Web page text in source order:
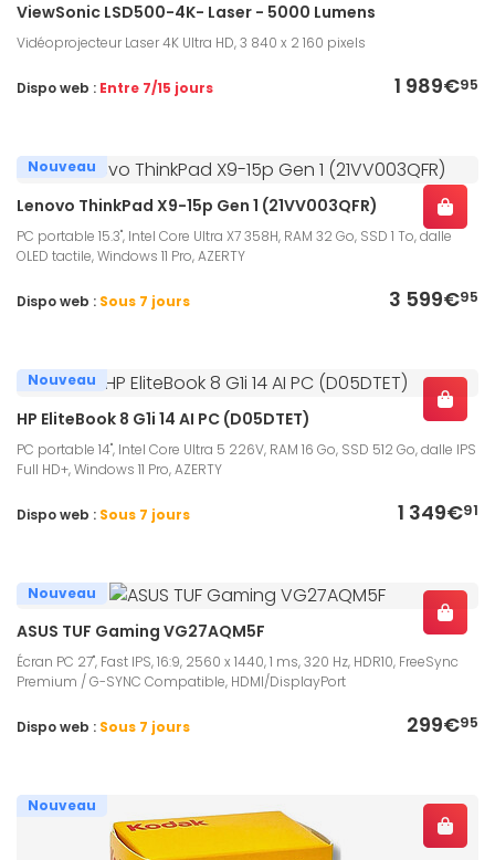
ViewSonic LSD500-4K- Laser - 5000 Lumens
Vidéoprojecteur Laser 4K Ultra HD, 3 840 x 2 160 pixels
1 989€95
Dispo web : Entre 7/15 jours
Nouveau
Lenovo ThinkPad X9-15p Gen 1 (21VV003QFR)
PC portable 15.3", Intel Core Ultra X7 358H, RAM 32 Go, SSD 1 To, dalle
OLED tactile, Windows 11 Pro, AZERTY
3 599€95
Dispo web : Sous 7 jours
Nouveau
HP EliteBook 8 G1i 14 AI PC (D05DTET)
PC portable 14", Intel Core Ultra 5 226V, RAM 16 Go, SSD 512 Go, dalle IPS
Full HD+, Windows 11 Pro, AZERTY
1 349€91
Dispo web : Sous 7 jours
Nouveau
ASUS TUF Gaming VG27AQM5F
Écran PC 27", Fast IPS, 16:9, 2560 x 1440, 1 ms, 320 Hz, HDR10, FreeSync
Premium / G-SYNC Compatible, HDMI/DisplayPort
299€95
Dispo web : Sous 7 jours
Nouveau